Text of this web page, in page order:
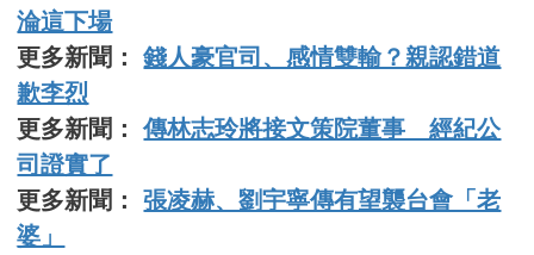
淪這下場
更多新聞：錢人豪官司、感情雙輸？親認錯道
歉李烈
更多新聞：傳林志玲將接文策院董事 經紀公
司證實了
更多新聞：張凌赫、劉宇寧傳有望襲台會「老
婆」